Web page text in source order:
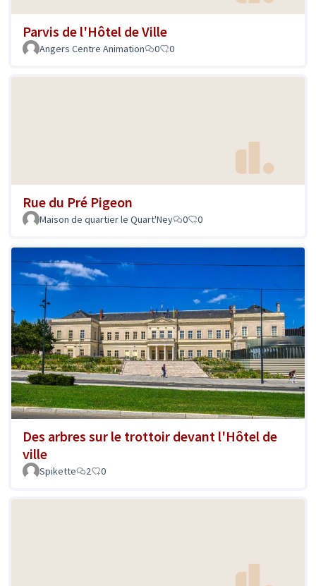
Parvis de l'Hôtel de Ville
Angers Centre Animation 0 0
Rue du Pré Pigeon
Maison de quartier le Quart'Ney 0 0
Des arbres sur le trottoir devant l'Hôtel de
ville
Spikette 2 0